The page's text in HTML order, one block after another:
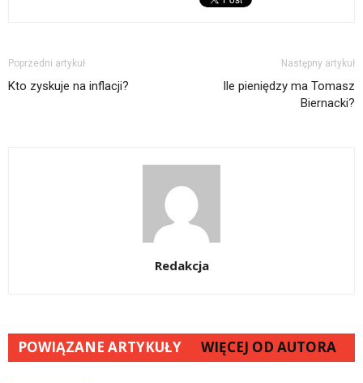
Poprzedni artykuł
Kto zyskuje na inflacji?
Następny artykuł
Ile pieniędzy ma Tomasz
Biernacki?
Redakcja
POWIĄZANE ARTYKUŁY WIĘCEJ OD AUTORA